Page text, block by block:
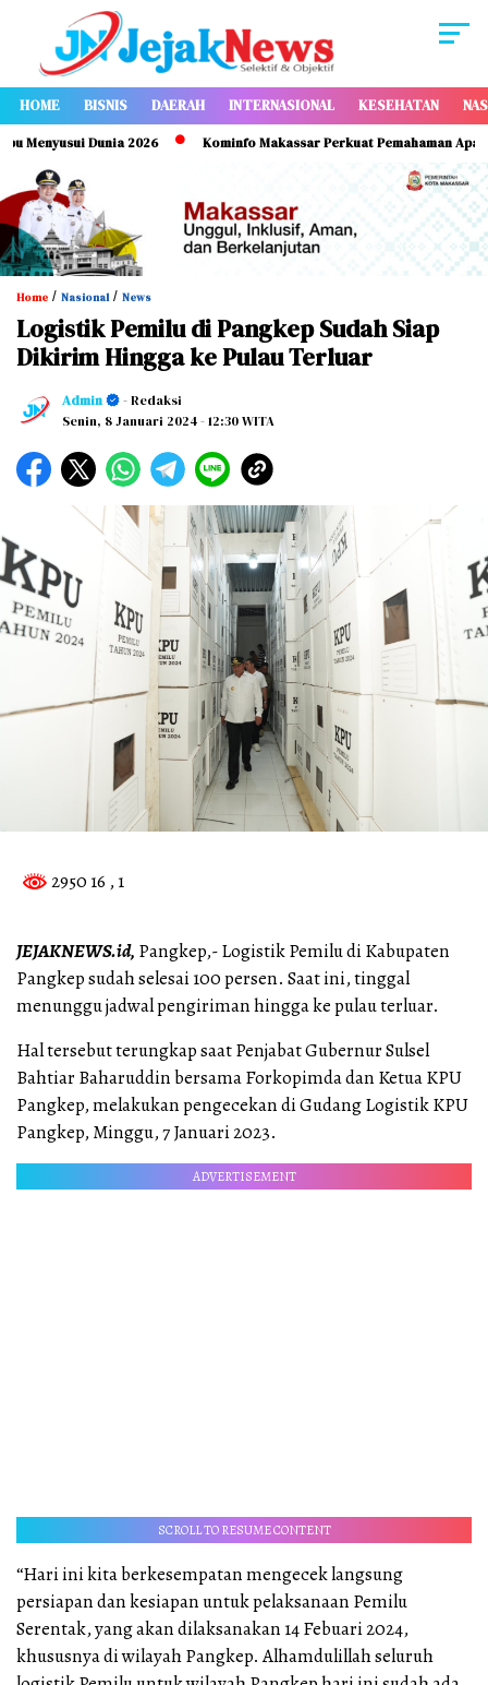
HOME BISNIS DAERAH INTERNASIONAL KESEHATAN
Dunia 2026 Kominfo Makassar Perkuat Pemahaman
Home / Nasional / News
Logistik Pemilu di Pangkep Sudah Siap
Dikirim Hingga ke Pulau Terluar
Admin
- Redaksi
Senin, 8 Januari 2024- 12:30 WITA
2950 16 , 1
JEJAKNEWS.id, Pangkep,- Logistik Pemilu di Kabupaten
Pangkep sudah selesai 100 persen. Saat ini, tinggal
menunggu jadwal pengiriman hingga ke pulau terluar.
Hal tersebut terungkap saat Penjabat Gubernur Sulsel
Bahtiar Baharuddin bersama Forkopimda dan Ketua KPU
Pangkep, melakukan pengecekan di Gudang Logistik KPU
Pangkep, Minggu, 7 Januari 2023.
ADVERTISEMENT
SCROLL TO RESUME CONTENT
“Hari ini kita berkesempatan mengecek langsung
persiapan dan kesiapan untuk pelaksanaan Pemilu
Serentak, yang akan dilaksanakan 14 Febuari 2024,
khususnya di wilayah Pangkep. Alhamdulillah seluruh